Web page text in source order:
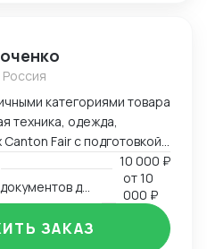
категориями товара
техника, одежда,
Fair с подготовкой,
матрицы.
документов включая
и оформление.
документов для ТО и
Контроль
10 000 ₽
от10
000 ₽
ЗАКАЗ